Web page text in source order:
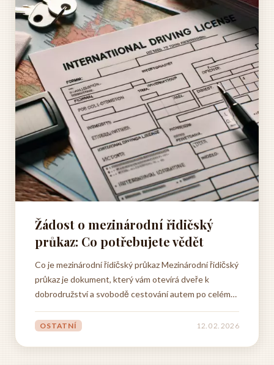
Žádost o mezinárodní řidičský
průkaz: Co potřebujete vědět
Co je mezinárodní řidičský průkaz Mezinárodní řidičský
průkaz je dokument, který vám otevírá dveře k
dobrodružství a svobodě cestování autem po celém
Toskánska, projíždíte úchvatnými horskými průsmyky
OSTATNÍ 12. 02. 2026